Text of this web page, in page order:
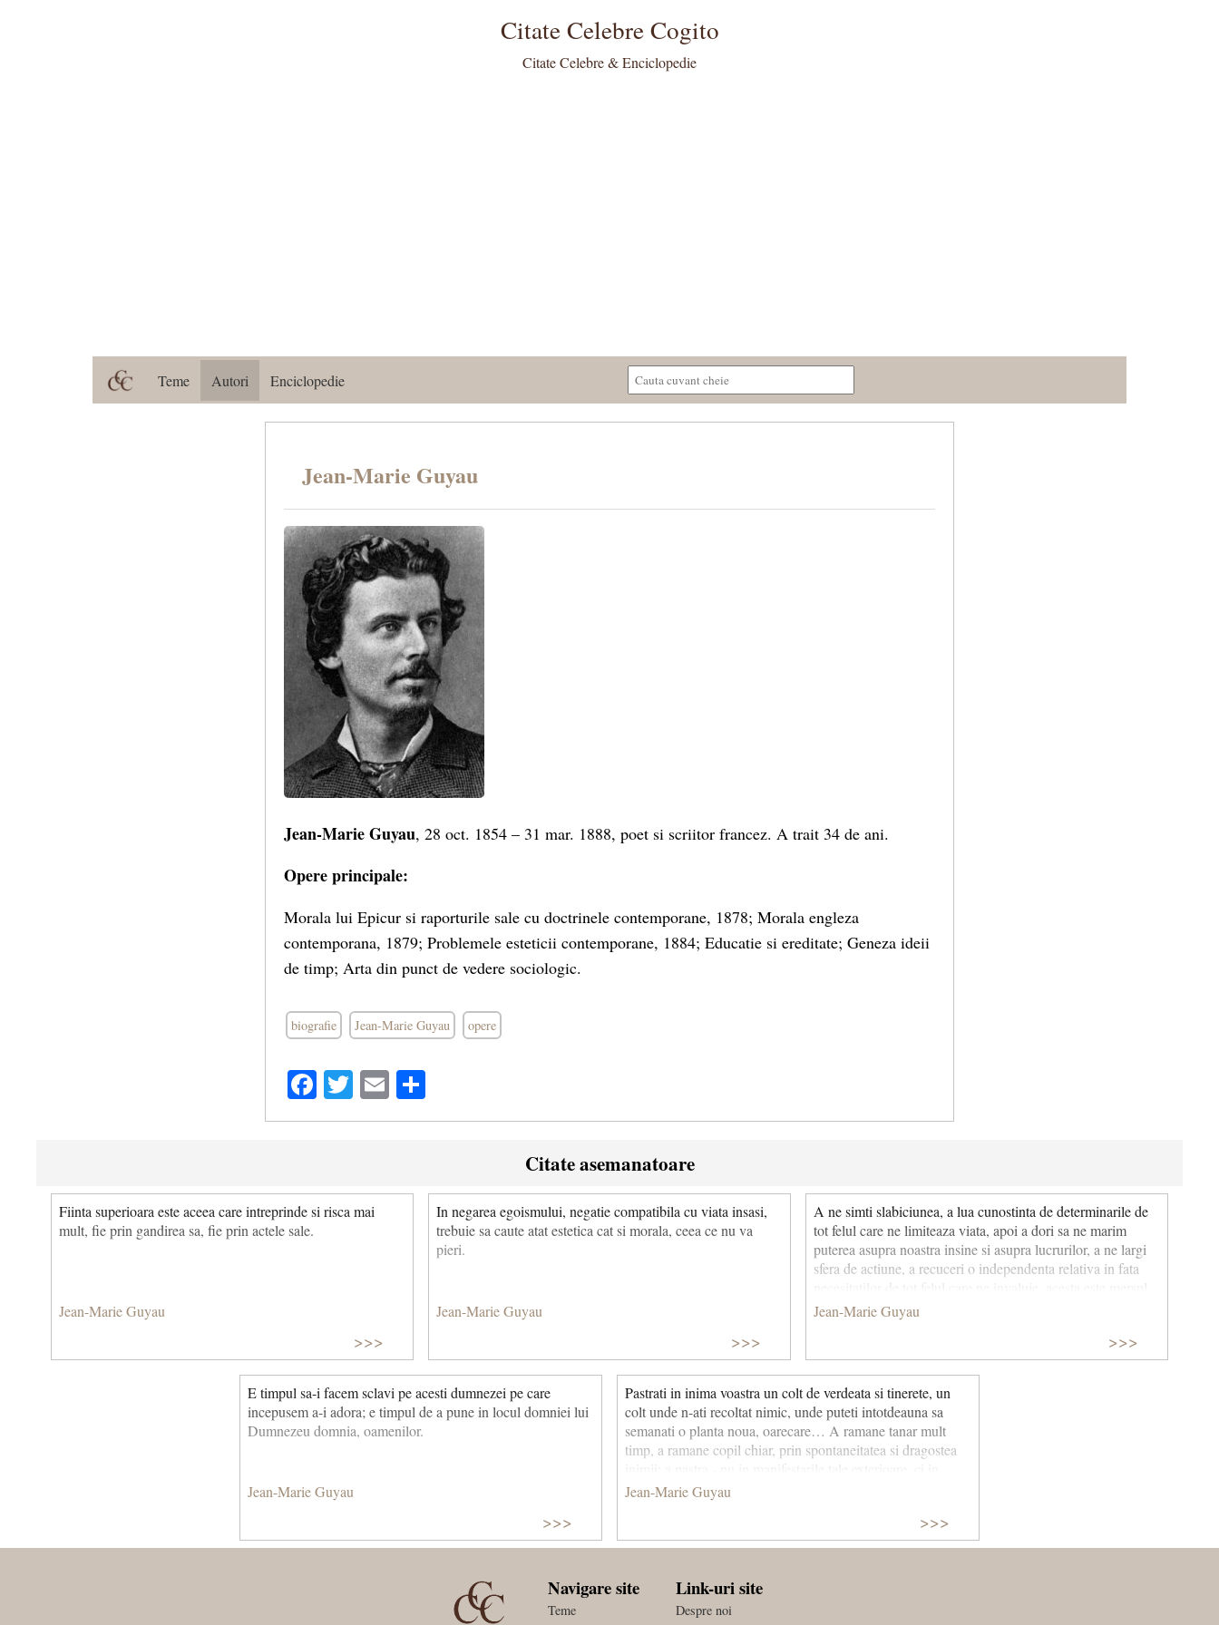
Citate Celebre Cogito
Citate Celebre & Enciclopedie
Teme Autori Enciclopedie
Jean-Marie Guyau
Jean-Marie Guyau, 28 oct. 1854 – 31 mar. 1888, poet si scriitor francez. A trait 34 de ani.
Opere principale:
Morala lui Epicur si raporturile sale cu doctrinele contemporane, 1878; Morala engleza
contemporana, 1879; Problemele esteticii contemporane, 1884; Educatie si ereditate; Geneza ideii
de timp; Arta din punct de vedere sociologic.
biografie Jean-Marie Guyau opere
Facebook
Twitter
Email
Citate asemanatoare
Fiinta superioara este aceea care intreprinde si risca mai
mult, fie prin gandirea sa, fie prin actele sale.
Jean-Marie Guyau
>>>
In negarea egoismului, negatie compatibila cu viata insasi,
trebuie sa caute atat estetica cat si morala, ceea ce nu va
pieri.
Jean-Marie Guyau
>>>
A ne simti slabiciunea, a lua cunostinta de determinarile de
tot felul care ne limiteaza viata, apoi a dori sa ne marim
puterea asupra noastra insine si asupra lucrurilor, a ne largi
sfera de actiune, a recuceri o independenta relativa in fata
spiritului uman, in fata universului.
Jean-Marie Guyau
>>>
E timpul sa-i facem sclavi pe acesti dumnezei pe care
incepusem a-i adora; e timpul de a pune in locul domniei lui
Dumnezeu domnia, oamenilor.
Jean-Marie Guyau
>>>
Pastrati in inima voastra un colt de verdeata si tinerete, un
colt unde n-ati recoltat nimic, unde puteti intotdeauna sa
semanati o planta noua, oarecare… A ramane tanar mult
timp, a ramane copil chiar, prin spontaneitatea si dragostea
adancul fiintei tale chiar - ceva usor, vesel, inaripat, acesta e
cel mai bun mijloc de a stapani peste viata ta, caci ce forta
Jean-Marie Guyau
>>>
Navigare site
Teme
Link-uri site
Despre noi